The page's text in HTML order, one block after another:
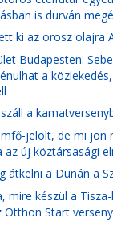
is durván
ki az orosz olajra
Budapesten:
a
a
jelölt, de mi jön
az új köztársasági
átkelni a Dunán a
mire készül a
Start